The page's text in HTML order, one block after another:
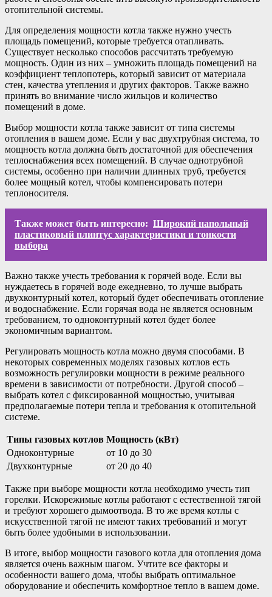
отопительной системы.
Для определения мощности котла также нужно учесть
площадь помещений, которые требуется отапливать.
Существует несколько способов рассчитать требуемую
мощность. Один из них – умножить площадь помещений на
коэффициент теплопотерь, который зависит от материала
стен, качества утепления и других факторов. Также важно
принять во внимание число жильцов и количество
помещений в доме.
Выбор мощности котла также зависит от типа системы
отопления в вашем доме. Если у вас двухтрубная система, то
мощность котла должна быть достаточной для обеспечения
теплоснабжения всех помещений. В случае однотрубной
системы, особенно при наличии длинных труб, требуется
более мощный котел, чтобы компенсировать потери
теплоносителя.
Также может быть интересно: Широкий напольный
пластиковый плинтус характеристики и тонкости
выбора
Важно также учесть требования к горячей воде. Если вы
нуждаетесь в горячей воде ежедневно, то лучше выбрать
двухконтурный котел, который будет обеспечивать отопление
и водоснабжение. Если горячая вода не является основным
требованием, то одноконтурный котел будет более
экономичным вариантом.
Регулировать мощность котла можно двумя способами. В
некоторых современных моделях газовых котлов есть
возможность регулировки мощности в режиме реального
времени в зависимости от потребности. Другой способ –
выбрать котел с фиксированной мощностью, учитывая
предполагаемые потери тепла и требования к отопительной
системе.
Типы газовых котлов Мощность (кВт)
Одноконтурные
от 10 до 30
Двухконтурные
от 20 до 40
Также при выборе мощности котла необходимо учесть тип
горелки. Искорежимые котлы работают с естественной тягой
и требуют хорошего дымоотвода. В то же время котлы с
искусственной тягой не имеют таких требований и могут
быть более удобными в использовании.
В итоге, выбор мощности газового котла для отопления дома
является очень важным шагом. Учтите все факторы и
особенности вашего дома, чтобы выбрать оптимальное
оборудование и обеспечить комфортное тепло в вашем доме.